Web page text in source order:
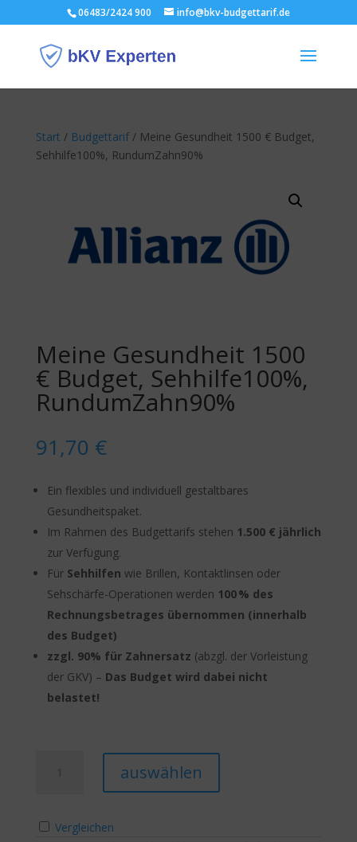
06483/2424 900 info@bkv-budgettarif.de
Start / Budgettarif/ Meine Gesundheit 1500 € Budget,
Sehhilfe100%, RundumZahn90%
Meine Gesundheit 1500
€ Budget, Sehhilfe100%,
RundumZahn90%
91,70 €
Ein flexibles und individuell gestaltbares
Gesundheitspaket.
Im Rahmen des Budgettarifs stehen 1.500 € jährlich
zur Verfügung.
Für Sehhilfen wie Brillen, Kontaktlinsen oder
Sehschärfe-Operationen werden 100 % des
Rechnungsbetrages übernommen (innerhalb
des Budget)
zzgl. 90% für Zahnersatz (abzgl. der Vorleistung
der GKV) – Das Budget wird dabei nicht
belastet!
Gesundheit
Budget,
auswählen
t
Vergleichen